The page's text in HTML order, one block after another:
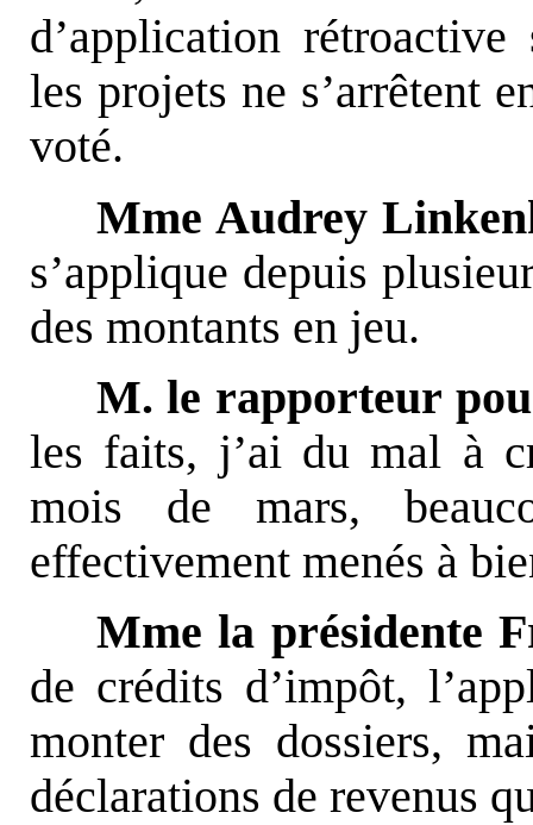
d’application
les projets ne s’arrêtent
voté.
Mme Audrey
s’applique depuis
des montants en jeu.
M. le rapporteur
les faits, j’ai du mal à
mois de mars,
effectivement menés à
Mme la présidente
de crédits d’impôt,
monter des dossiers,
déclarations de revenus